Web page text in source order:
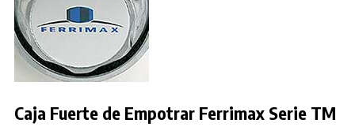
Caja Fuerte de Empotrar Ferrimax Serie TM